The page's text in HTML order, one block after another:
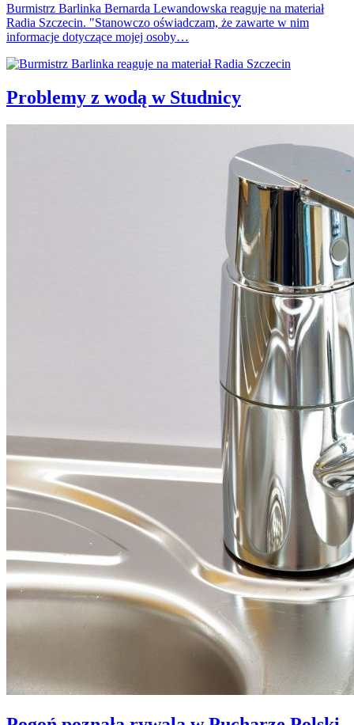
Burmistrz Barlinka Bernarda Lewandowska reaguje na materiał
Radia Szczecin. "Stanowczo oświadczam, że zawarte w nim
informacje dotyczące mojej osoby…
Problemy z wodą w Studnicy